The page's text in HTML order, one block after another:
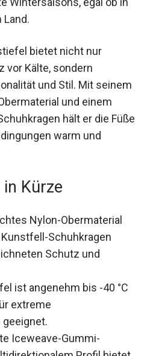
dem Land.
vor Kälte, sondern
und Stil. Mit
Obermaterial und
Schuhkragen hält er
Bedingungen warm
Kürze
Schuhkragen
Schutz und
extreme
geeignet.
Iceweave-Gummi-
Profil